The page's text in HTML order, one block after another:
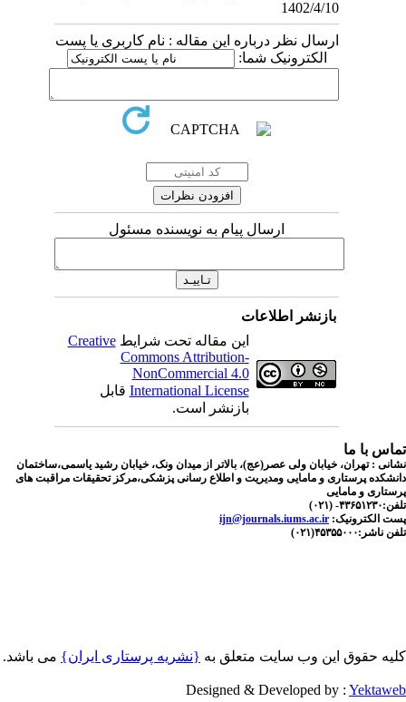
1402/4/10
ارسال نظر درباره این مقاله : نام کاربری یا پست
الکترونیک شما:
ارسال پیام به نویسنده مسئول
بازنشر اطلاعات
این مقاله تحت شرایطCreative
Commons Attribution-
NonCommercial 4.0
International Licenseقابل
بازنشر است.
با ما
: تهران، خیابان ولی عصر(عج)، بالاتر از میدان ونک، خیابان رشید یاسمی،ساختمان
پرستاری و مامایی ومدیریت و اطلاع رسانی پزشکی،مرکز تحقیقات مراقبت های
و مامایی
(۰۲۱)
الکترونیک:ijn@journals.iums.ac.ir
حقوق این وب سایت متعلق به{نشریه پرستاری ایران}می باشد.
Designed & Developed by :